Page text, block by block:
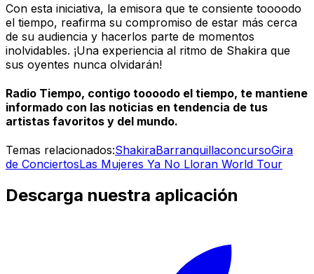
Con esta iniciativa, la emisora que te consiente toooodo
el tiempo, reafirma su compromiso de estar más cerca
de su audiencia y hacerlos parte de momentos
inolvidables. ¡Una experiencia al ritmo de Shakira que
sus oyentes nunca olvidarán!
Radio Tiempo, contigo toooodo el tiempo, te mantiene
informado con las noticias en tendencia de tus
artistas favoritos y del mundo.
Temas relacionados:ShakiraBarranquillaconcursoGira
de ConciertosLas Mujeres Ya No Lloran World Tour
Descarga nuestra aplicación